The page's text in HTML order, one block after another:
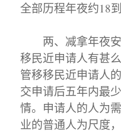
全部历程年夜约18到
两、减拿年夜安
移民近申请人有甚
管移移民近申请人
交申请后五年内最
情。申请人的人为
业的普通人为尺度